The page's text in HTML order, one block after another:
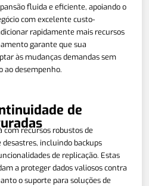
fluida e eficiente, apoiando o
com excelente custo-
rapidamente mais recursos
garante que sua
às mudanças demandas sem
desempenho.
de
com recursos robustos de
incluindo backups
de replicação. Estas
a proteger dados valiosos contra
o suporte para soluções de